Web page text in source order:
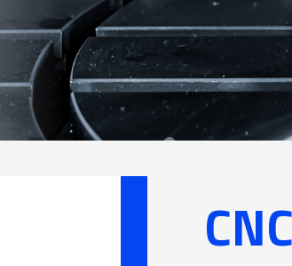
自動交換工作台
精密油壓分度盤
搖擺頭
不鏽鋼浸水式電腦分度盤(放電加
工具
醫療
自動
日用
部落格
虛擬展廳